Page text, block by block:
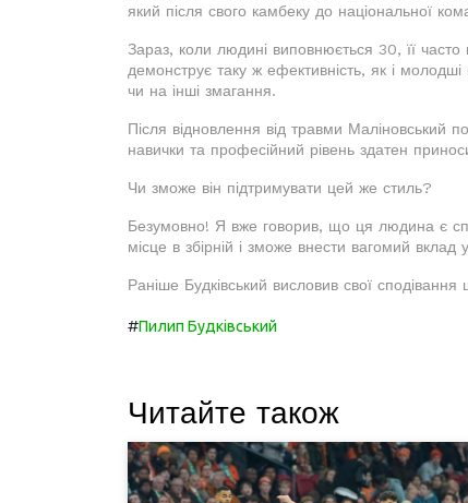
який після свого камбеку до національної
Зараз, коли людині виповнюється 30, її
демонструє таку ж ефективність, як і
чи на інші змагання.
Після відновлення від травми Маліновський
навички та професійний рівень здатен
Чи зможе він підтримувати цей же стиль?
Безумовно! Я вже говорив, що ця людина є
місце в збірній і зможе внести вагомий вклад
Раніше Будківський висловив свої
#Пилип Будківський
Читайте також